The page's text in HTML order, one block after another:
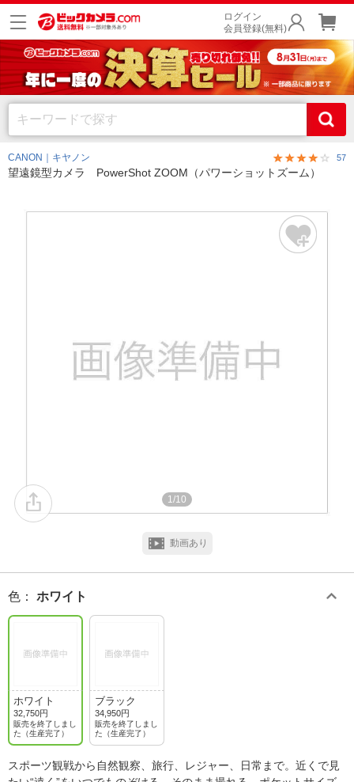
ログイン
会員登録(無料)
CANON｜キヤノン 57
望遠鏡型カメラ PowerShot ZOOM（パワーショットズーム）
1/10
動画あり
色 ： ホワイト
ホワイト
32,750円
販売を終了しまし
た（生産完了）
ブラック
34,950円
販売を終了しまし
た（生産完了）
スポーツ観戦から自然観察、旅行、レジャー、日常まで。近くで見